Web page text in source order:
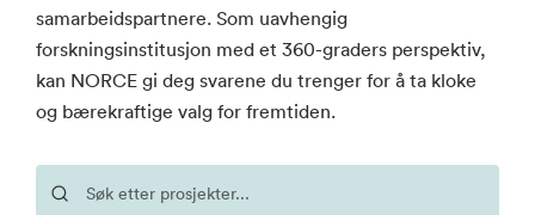
samarbeidspartnere. Som uavhengig
forskningsinstitusjon med et 360-graders perspektiv,
kan NORCE gi deg svarene du trenger for å ta kloke
og bærekraftige valg for fremtiden.